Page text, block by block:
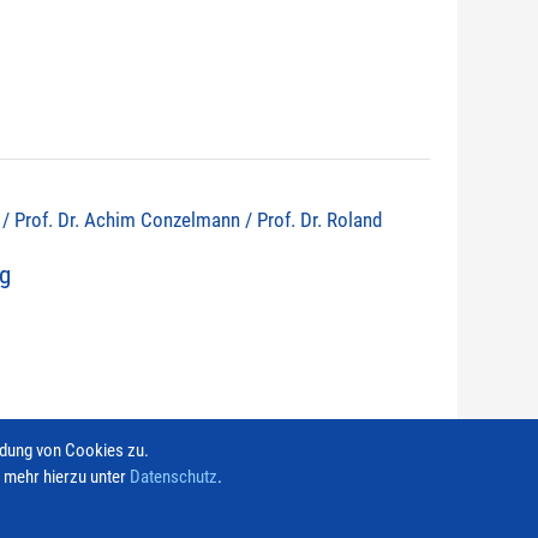
Prof. Dr. Achim Conzelmann / Prof. Dr. Roland
von Cookies zu.
hierzu unter Datenschutz.